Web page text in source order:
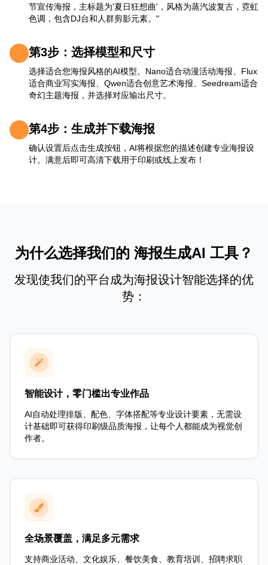
节宣传海报，主标题为'夏日狂想曲'，风格为蒸汽波复古，霓虹
色调，包含DJ台和人群剪影元素。"
第3步：选择模型和尺寸
选择适合您海报风格的AI模型。Nano适合动漫活动海报、Flux
适合商业写实海报、Qwen适合创意艺术海报、Seedream适合
奇幻主题海报，并选择对应输出尺寸。
第4步：生成并下载海报
确认设置后点击生成按钮，AI将根据您的描述创建专业海报设
计。满意后即可高清下载用于印刷或线上发布！
为什么选择我们的 海报生成AI 工具？
发现使我们的平台成为海报设计智能选择的优
势：
智能设计，零门槛出专业作品
AI自动处理排版、配色、字体搭配等专业设计要素，无需设
计基础即可获得印刷级品质海报，让每个人都能成为视觉创
作者。
全场景覆盖，满足多元需求
支持商业活动、文化娱乐、餐饮美食、教育培训、招聘求职